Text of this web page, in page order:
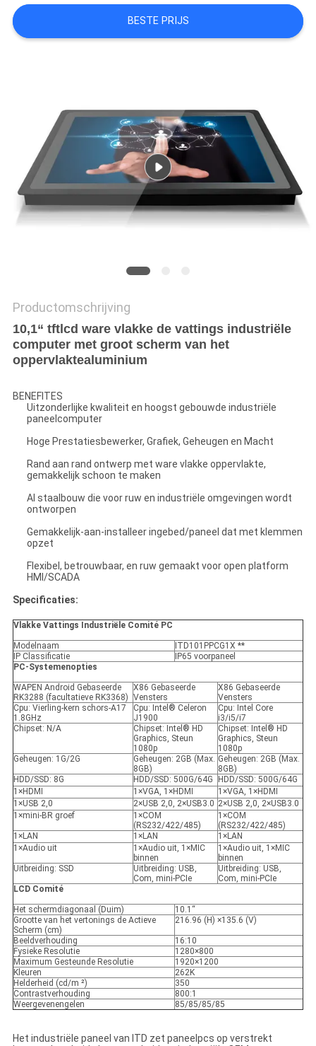
PRIVACY
BESTE PRIJS
Productomschrijving
10,1“ tftlcd ware vlakke de vattings industriële
computer met groot scherm van het
oppervlaktealuminium
BENEFITES
Uitzonderlijke kwaliteit en hoogst gebouwde industriële
paneelcomputer
Hoge Prestatiesbewerker, Grafiek, Geheugen en Macht
Rand aan rand ontwerp met ware vlakke oppervlakte,
gemakkelijk schoon te maken
Al staalbouw die voor ruw en industriële omgevingen wordt
ontworpen
Gemakkelijk-aan-installeer ingebed/paneel dat met klemmen
opzet
Flexibel, betrouwbaar, en ruw gemaakt voor open platform
HMI/SCADA
Specificaties:
Vlakke Vattings Industriële Comité PC
Modelnaam
ITD101PPCG1X **
IP Classificatie
IP65 voorpaneel
PC-Systemenopties
WAPEN Android Gebaseerde
RK3288 (facultatieve RK3368)
X86 Gebaseerde
Vensters
X86 Gebaseerde
Vensters
Cpu: Vierling-kern schors-A17
1.8GHz
Cpu: Intel® Celeron
J1900
Cpu: Intel Core
i3/i5/i7
Chipset: N/A
Chipset: Intel® HD
Graphics, Steun
1080p
Chipset: Intel® HD
Graphics, Steun
1080p
Geheugen: 1G/2G
Geheugen: 2GB (Max.
8GB)
Geheugen: 2GB (Max.
8GB)
HDD/SSD: 8G
HDD/SSD: 500G/64G
HDD/SSD: 500G/64G
1×HDMI
1×VGA, 1×HDMI
1×VGA, 1×HDMI
1×USB 2,0
2×USB 2,0, 2×USB3.0 2×USB 2,0, 2×USB3.0
1×mini-BR groef
1×COM
(RS232/422/485)
1×COM
(RS232/422/485)
1×LAN
1×LAN
1×LAN
1×Audio uit
1×Audio uit, 1×MIC
binnen
1×Audio uit, 1×MIC
binnen
Uitbreiding: SSD
Uitbreiding: USB,
Com, mini-PCIe
Uitbreiding: USB,
Com, mini-PCIe
LCD Comité
Het schermdiagonaal (Duim)
10.1“
Grootte van het vertonings de Actieve
Scherm (cm)
216.96 (H) ×135.6 (V)
Beeldverhouding
16:10
Fysieke Resolutie
1280×800
Maximum Gesteunde Resolutie
1920×1200
Kleuren
262K
Helderheid (cd/m ²)
350
Contrastverhouding
800:1
Weergevenengelen
85/85/85/85
Het industriële paneel van ITD zet paneelpcs op verstrekt